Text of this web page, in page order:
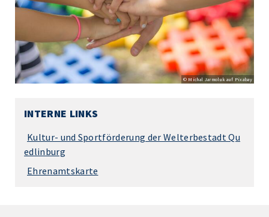
© Michal Jarmoluk auf Pixabay
INTERNE LINKS
Kultur- und Sportförderung der Welterbestadt Qu
edlinburg
Ehrenamtskarte